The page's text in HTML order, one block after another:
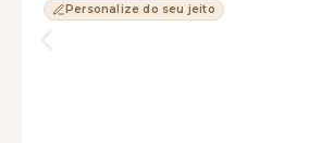
Personalize do seu jeito